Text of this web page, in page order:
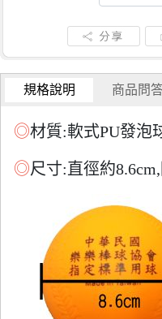
規格說明 商品問
◎材質:軟式PU發泡
◎尺寸:直徑約